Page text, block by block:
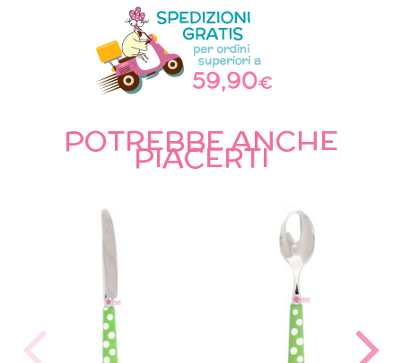
POTREBBE ANCHE
PIACERTI